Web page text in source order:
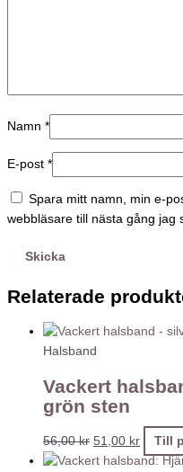
Namn *
E-post *
Spara mitt namn, min e-
webbläsare till nästa gång jag
Relaterade
Halsband
Vackert
grön sten
56,00kr 51,00 kr Till